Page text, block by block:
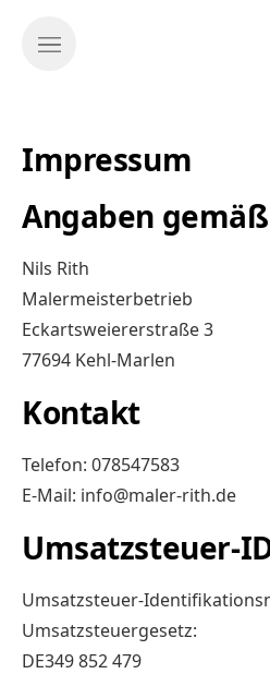
Impressum
Angaben gemäß
Nils Rith
Malermeisterbetrieb
Eckartsweiererstraße 3
77694 Kehl-Marlen
Kontakt
Telefon: 078547583
E-Mail: info@maler-rith.de
Umsatzsteuer-
Umsatzsteuer-
Umsatzsteuergesetz:
DE349 852 479